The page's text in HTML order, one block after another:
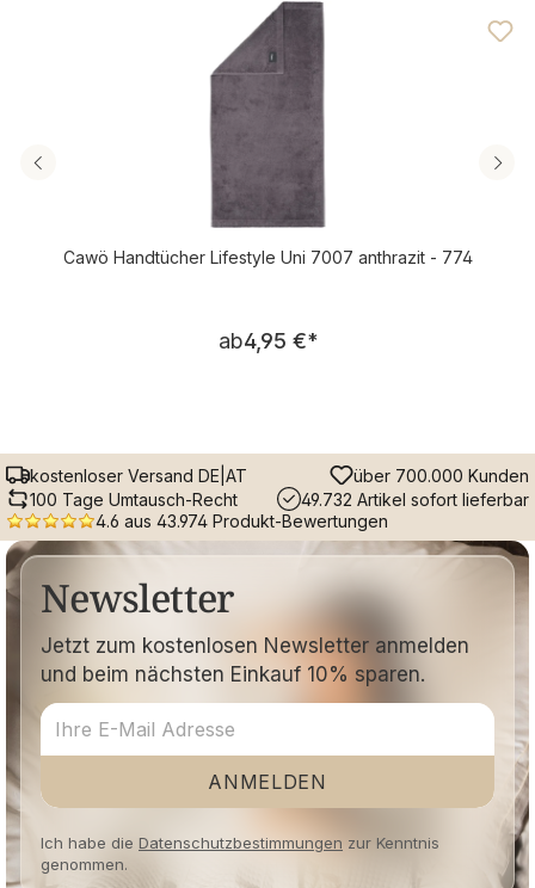
Cawö Handtücher Lifestyle Uni 7007 anthrazit - 774
Regulärer Preis:
ab4,95 €*
kostenloser Versand DE|AT
über 700.000 Kunden
100 Tage Umtausch-Recht
49.732 Artikel sofort lieferbar
4.6 aus 43.974 Produkt-Bewertungen
Newsletter
Jetzt zum kostenlosen Newsletter anmelden
und beim nächsten Einkauf 10% sparen.
ANMELDEN
Ich habe die Datenschutzbestimmungen zur Kenntnis
genommen.